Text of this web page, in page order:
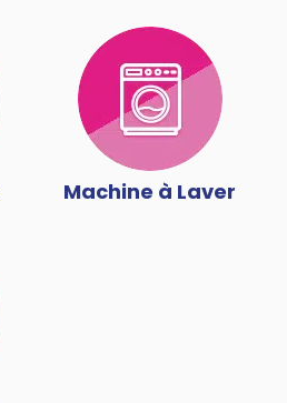
Machine à Laver